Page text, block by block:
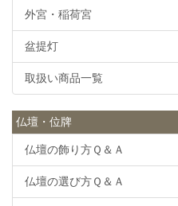
外宮・稲荷宮
盆提灯
取扱い商品一覧
仏壇・位牌
仏壇の飾り方Ｑ＆Ａ
仏壇の選び方Ｑ＆Ａ